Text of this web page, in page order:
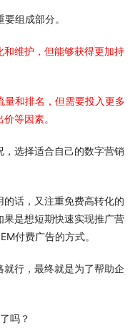
组成部分。
和维护，但能够获得更加持
量和排名，但需要投入更多
等因素。
选择适合自己的数字营销
话，又注重免费高转化的
果是想短期快速实现推广营
付费广告的方式。
行，最终就是为了帮助企
吗？